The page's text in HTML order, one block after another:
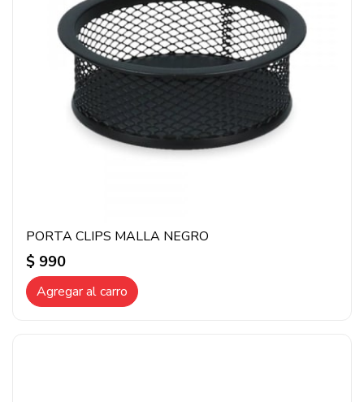
PORTA CLIPS MALLA NEGRO
$ 990
Agregar al carro